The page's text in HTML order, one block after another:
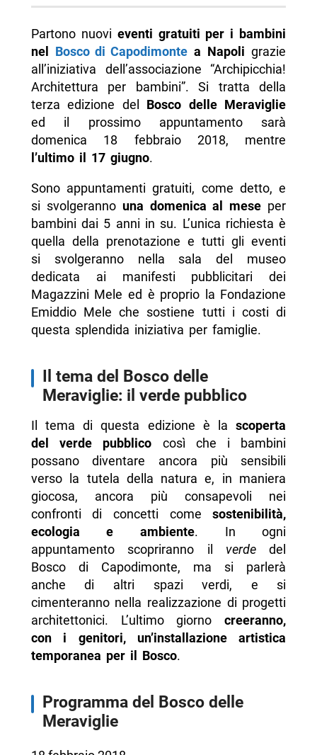
Partono nuovi eventi gratuiti per i bambini
nel Bosco di Capodimontea Napoli grazie
all’iniziativa dell’associazione “Archipicchia!
Architettura per bambini”. Si tratta della
terza edizione del Bosco delle Meraviglie
ed il prossimo appuntamento sarà
domenica 18 febbraio 2018, mentre
l’ultimo il 17 giugno.
Sono appuntamenti gratuiti, come detto, e
si svolgeranno una domenica al mese per
bambini dai 5 anni in su. L’unica richiesta è
quella della prenotazione e tutti gli eventi
si svolgeranno nella sala del museo
dedicata ai manifesti pubblicitari dei
Magazzini Mele ed è proprio la Fondazione
Emiddio Mele che sostiene tutti i costi di
questa splendida iniziativa per famiglie.
Il tema del Bosco delle
Meraviglie: il verde pubblico
Il tema di questa edizione è lascoperta
del verde pubblico così che i bambini
possano diventare ancora più sensibili
verso la tutela della natura e, in maniera
giocosa, ancora più consapevoli nei
confronti di concetti comesostenibilità,
ecologia e ambiente. In ogni
appuntamento scopriranno il verdedel
Bosco di Capodimonte, ma si parlerà
anche di altri spazi verdi, e si
cimenteranno nella realizzazione di progetti
architettonici. L’ultimo giornocreeranno,
con i genitori, un’installazione artistica
temporanea per il Bosco.
Programma del Bosco delle
Meraviglie